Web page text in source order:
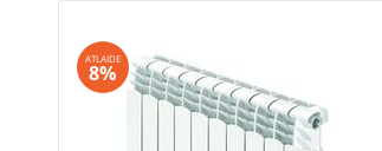
ATLAIDE
8%